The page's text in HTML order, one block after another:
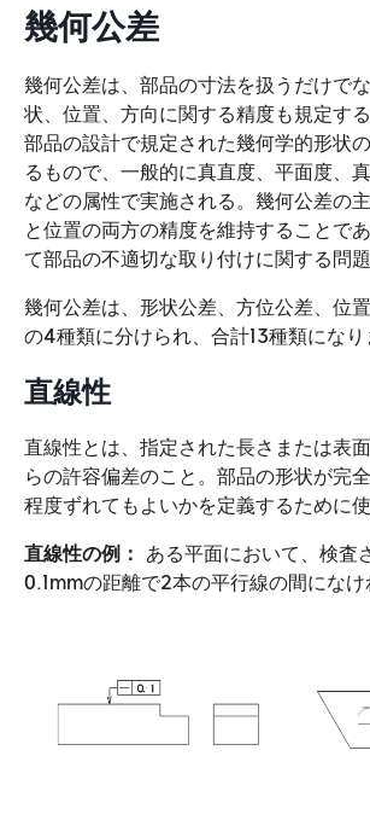
幾何公差
幾何公差は、部品の寸法を扱うだけで
状、位置、方向に関する精度も規定する
部品の設計で規定された幾何学的形状
るもので、一般的に真直度、平面度、
などの属性で実施される。幾何公差の
と位置の両方の精度を維持することで
て部品の不適切な取り付けに関する問題
幾何公差は、形状公差、方位公差、位
の4種類に分けられ、合計13種類になり
直線性
直線性とは、指定された長さまたは表
らの許容偏差のこと。部品の形状が完
程度ずれてもよいかを定義するために使
直線性の例：
ある平面において、検査
0.1mmの距離で2本の平行線の間になけ